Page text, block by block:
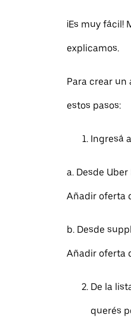
¡Es muy fácil!
explicamos.
Para crear
estos pasos:
Ingresá
a. Desde
Añadir oferta
b. Desde
Añadir oferta
De la
querés